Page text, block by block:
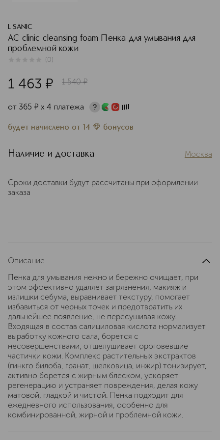
L SANIC
AC clinic cleansing foam Пенка для умывания для
проблемной кожи
(0)
1 463 ¤ 1 540 ¤
от 365 ¤ х 4 платежа
будет начислено от 14 бонусов
Наличие и доставка Москва
Сроки доставки будут рассчитаны при оформлении
заказа
Описание
Пенка для умывания нежно и бережно очищает, при
этом эффективно удаляет загрязнения, макияж и
излишки себума, выравнивает текстуру, помогает
избавиться от черных точек и предотвратить их
дальнейшее появление, не пересушивая кожу.
Входящая в состав салициловая кислота нормализует
выработку кожного сала, борется с
несовершенствами, отшелушивает ороговевшие
частички кожи. Комплекс растительных экстрактов
(гинкго билоба, гранат, шелковица, инжир) тонизирует,
активно борется с жирным блеском, ускоряет
регенерацию и устраняет повреждения, делая кожу
матовой, гладкой и чистой. Пенка подходит для
ежедневного использования, особенно для
комбинированной, жирной и проблемной кожи.